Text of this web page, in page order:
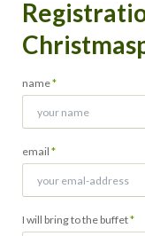
Pflichtfeld
name*
Pflichtfeld
email *
Pflichtfeld
I will bring to the buffet*